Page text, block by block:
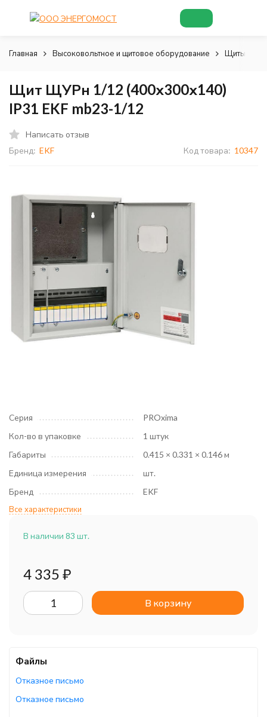
Главная Высоковольтное и щитовое оборудование Щиты и
Щит ЩУРн 1/12 (400х300х140)
IP31 EKF mb23-1/12
Написать отзыв
Бренд: EKF Код товара: 10347
Серия
PROxima
Кол-во в упаковке
1 штук
Габариты
0.415 × 0.331 × 0.146 м
Единица измерения
шт.
Бренд
EKF
Все характеристики
В наличии 83 шт.
4 335 ₽
В корзину
Файлы
Отказное письмо
Отказное письмо